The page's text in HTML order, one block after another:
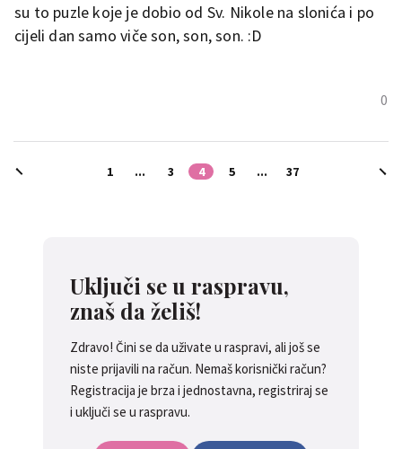
su to puzle koje je dobio od Sv. Nikole na slonića i po
cijeli dan samo viče son, son, son. :D
0
1 ... 3 4 5 ... 37
Uključi se u raspravu,
znaš da želiš!
Zdravo! Čini se da uživate u raspravi, ali još se
niste prijavili na račun. Nemaš korisnički račun?
Registracija je brza i jednostavna, registriraj se
i uključi se u raspravu.